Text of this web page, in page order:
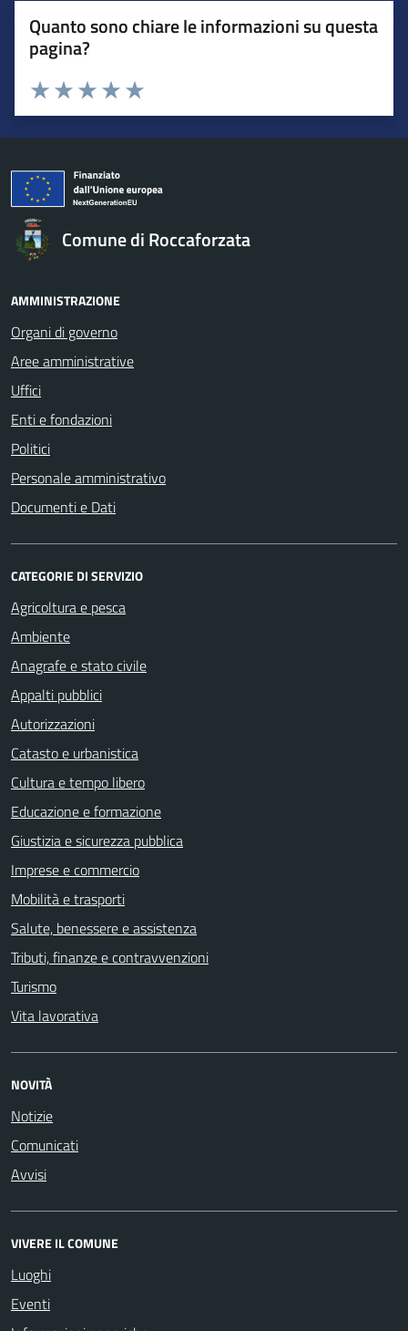
Quanto sono chiare le informazioni su questa
pagina?
Valuta da 1 a 5 stelle la pagina
Valuta 5 stelle su 5
Valuta 4 stelle su 5
Valuta 3 stelle su 5
Valuta 2 stelle su 5
Valuta 1 stelle su 5
Comune di Roccaforzata
AMMINISTRAZIONE
Organi di governo
Aree amministrative
Uffici
Enti e fondazioni
Politici
Personale amministrativo
Documenti e Dati
CATEGORIE DI SERVIZIO
Agricoltura e pesca
Ambiente
Anagrafe e stato civile
Appalti pubblici
Autorizzazioni
Catasto e urbanistica
Cultura e tempo libero
Educazione e formazione
Giustizia e sicurezza pubblica
Imprese e commercio
Mobilità e trasporti
Salute, benessere e assistenza
Tributi, finanze e contravvenzioni
Turismo
Vita lavorativa
NOVITÀ
Notizie
Comunicati
Avvisi
VIVERE IL COMUNE
Luoghi
Eventi